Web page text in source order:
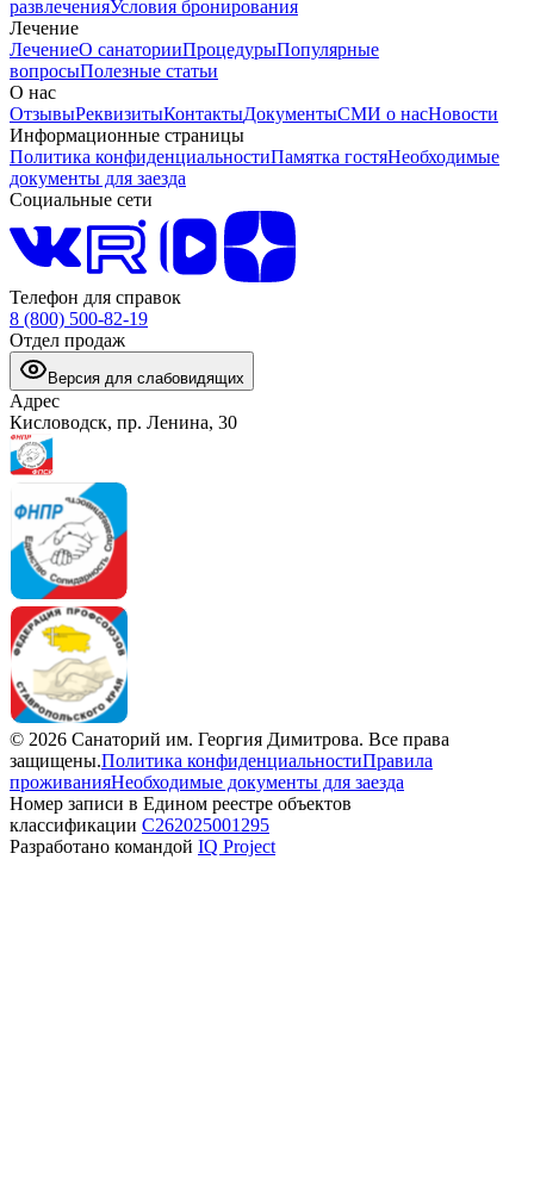
развлеченияУсловия бронирования
Лечение
ЛечениеО санаторииПроцедурыПопулярные
вопросыПолезные статьи
О нас
ОтзывыРеквизитыКонтактыДокументыСМИ о насНовости
Информационные страницы
Политика конфиденциальностиПамятка гостяНеобходимые
документы для заезда
Социальные сети
Телефон для справок
8 (800) 500-82-19
Отдел продаж
Версия для слабовидящих
Адрес
Кисловодск, пр. Ленина, 30
© 2026 Санаторий им. Георгия Димитрова. Все права
защищены.Политика конфиденциальностиПравила
проживанияНеобходимые документы для заезда
Номер записи в Едином реестре объектов
классификации С262025001295
Разработано командой IQ Project